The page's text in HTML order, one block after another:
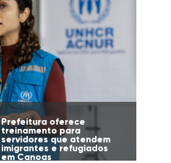
Prefeitura oferece
treinamento para
servidores que atendem
imigrantes e refugiados
em Canoas